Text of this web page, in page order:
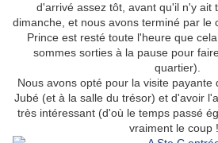
d'arrivé assez tôt, avant qu'il n'y ait
dimanche, et nous avons terminé par le
Prince est resté toute l'heure que
sommes sorties à la pause pour
quartier).
Nous avons opté pour la visite payante
Jubé (et à la salle du trésor) et d'avoir
très intéressant (d'où le temps passé
vraiment le coup